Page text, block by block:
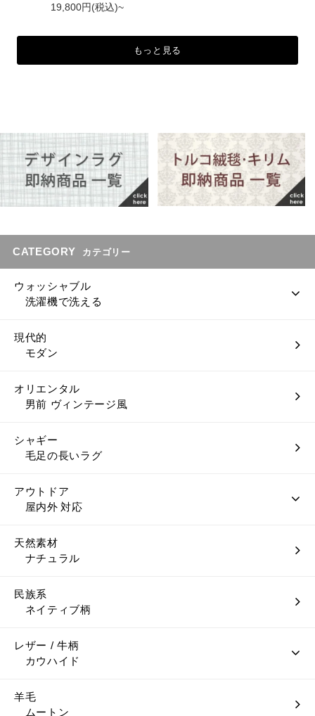
19,800円(税込)~
もっと見る
CATEGORY カテゴリー
ウォッシャブル
洗濯機で洗える
現代的
モダン
オリエンタル
男前 ヴィンテージ風
シャギー
毛足の長いラグ
アウトドア
屋内外 対応
天然素材
ナチュラル
民族系
ネイティブ柄
レザー / 牛柄
カウハイド
羊毛
ムートン